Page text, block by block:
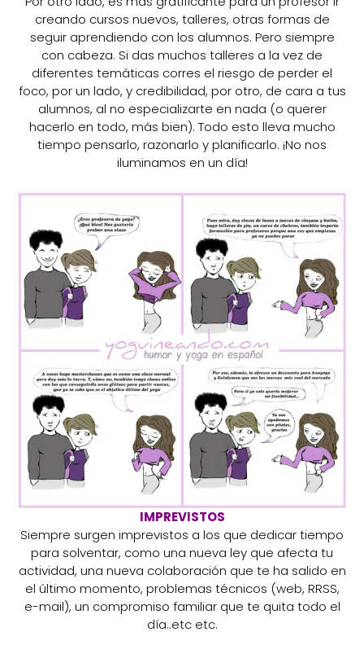
creando cursos nuevos, talleres, otras formas de
seguir aprendiendo con los alumnos. Pero siempre
con cabeza. Si das muchos talleres a la vez de
diferentes temáticas corres el riesgo de perder el
foco, por un lado, y credibilidad, por otro, de cara a tus
alumnos, al no especializarte en nada (o querer
hacerlo en todo, más bien). Todo esto lleva mucho
tiempo pensarlo, razonarlo y planificarlo. ¡No nos
iluminamos en un día!
IMPREVISTOS
Siempre surgen imprevistos a los que dedicar tiempo
para solventar, como una nueva ley que afecta tu
actividad, una nueva colaboración que te ha salido en
el último momento, problemas técnicos (web, RRSS,
e-mail), un compromiso familiar que te quita todo el
día..etc etc.